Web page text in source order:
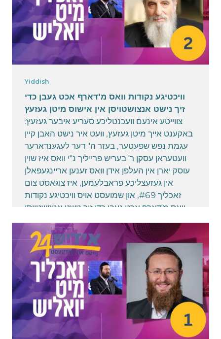
Yiddish
וויכטיגע נקודות וואס מ'דארף אכט געבן כדי
זיך נישט אנצושטויסן אין אישוס מיטן געזעץ
צווייטע אינעם וועכנטליכע סעריע איבער געזעץ:
באקענט אייך מיטן געזעץ, וועט איר נישט האבן קיין
עגמת נפש שפעטער, בעזר ה'. דער לעגענדארער
וועטעראן עסקן ר' בעריש פרייליך נ"י וואס איז שוין
עוסק יארן אין העלפן אידן וואס זענען אריינגעפאלן
אין געזעצליכע פראבלעמען, איז צוגאסט צום
זאכליך #69, און שמועסט אויס וויכטיגע נקודות
וואס מ'דארף אכט געבן כדי זיך נישט אנצושטויסן
פעדעראלע קריים? • ווען איר טוישט קאר אישורענס
וואס קען זיין די פראבלעם? • מעג מען בלינדערהייט
February 24, 2025